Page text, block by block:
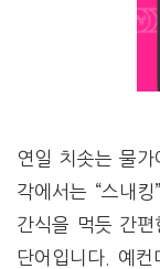
연일 치솟는 물
각에서는 “스내
간식을 먹듯 간
단어입니다. 예